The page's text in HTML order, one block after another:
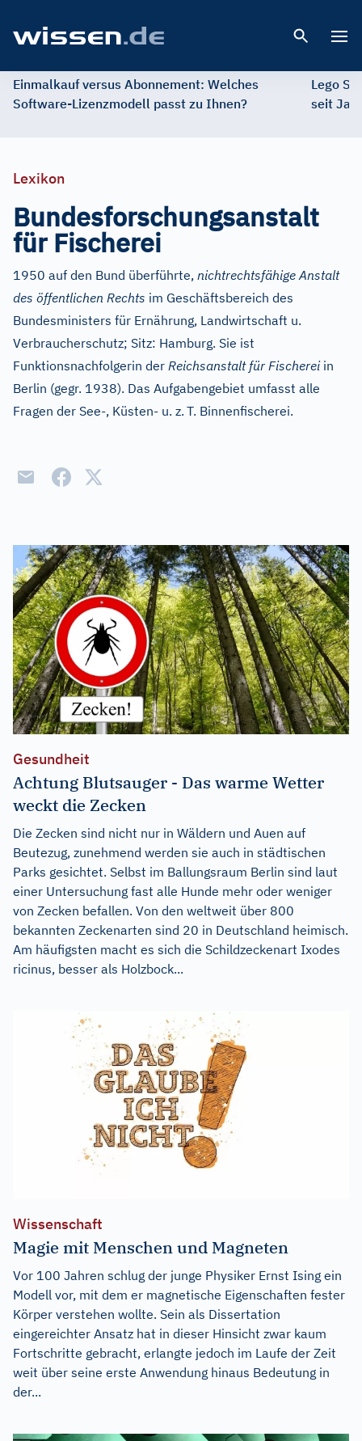
Einmalkauf versus Abonnement: Welches
Software-Lizenzmodell passt zu Ihnen?
Lego
seit
Lexikon
Bundesforschungsanstalt
für Fischerei
1950 auf den Bund überführte, nichtrechtsfähige Anstalt
des öffentlichen Rechts im Geschäftsbereich des
Bundesministers für Ernährung, Landwirtschaft u.
Verbraucherschutz; Sitz: Hamburg. Sie ist
Funktionsnachfolgerin der Reichsanstalt für Fischereiin
Berlin (gegr. 1938). Das Aufgabengebiet umfasst alle
Fragen der See-, Küsten- u. z. T. Binnenfischerei.
Gesundheit
Achtung Blutsauger - Das warme Wetter
weckt die Zecken
Die Zecken sind nicht nur in Wäldern und Auen auf
Beutezug, zunehmend werden sie auch in städtischen
Parks gesichtet. Selbst im Ballungsraum Berlin sind laut
einer Untersuchung fast alle Hunde mehr oder weniger
von Zecken befallen. Von den weltweit über 800
bekannten Zeckenarten sind 20 in Deutschland heimisch.
Am häufigsten macht es sich die Schildzeckenart Ixodes
ricinus, besser als Holzbock...
Wissenschaft
Magie mit Menschen und Magneten
Vor 100 Jahren schlug der junge Physiker Ernst Ising ein
Modell vor, mit dem er magnetische Eigenschaften fester
Körper verstehen wollte. Sein als Dissertation
eingereichter Ansatz hat in dieser Hinsicht zwar kaum
Fortschritte gebracht, erlangte jedoch im Laufe der Zeit
weit über seine erste Anwendung hinaus Bedeutung in
der...